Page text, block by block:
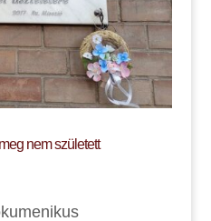
nem született